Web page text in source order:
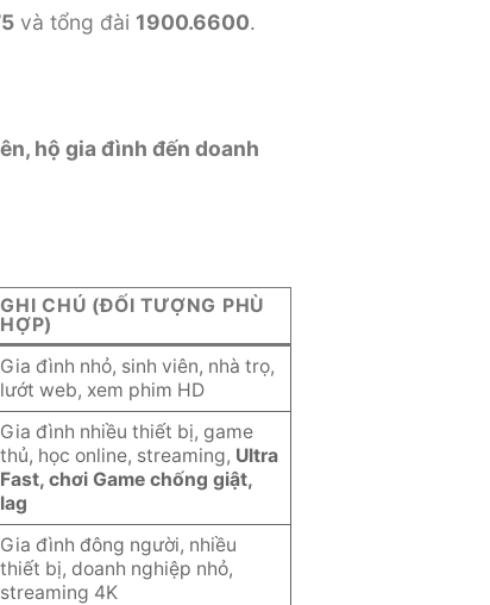
và tổng đài 1900.6600.
hộ gia đình đến doanh
GHI CHÚ (ĐỐI TƯỢNG PHÙ
HỢP)
Gia đình nhỏ, sinh viên, nhà trọ,
lướt web, xem phim HD
Gia đình nhiều thiết bị, game
thủ, học online, streaming, Ultra
Fast, chơi Game chống giật,
lag
Gia đình đông người, nhiều
thiết bị, doanh nghiệp nhỏ,
streaming 4K